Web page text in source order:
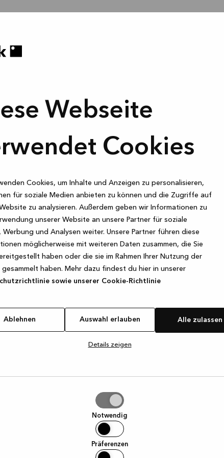
Webseite
Cookies
Cookies, um Inhalte und Anzeigen zu personalisieren,
für soziale Medien anbieten zu können und die Zugriffe auf
zu analysieren. Außerdem geben wir Informationen zu
unserer Website an unsere Partner für soziale
Werbung und Analysen weiter. Unsere Partner führen diese
möglicherweise mit weiteren Daten zusammen, die Sie
haben oder die sie im Rahmen Ihrer Nutzung der
gesammelt haben. Mehr dazu findest du hier in unserer
sowie unserer Cookie-Richtlinie
Ablehnen Auswahl erlauben Alle zulassen
Details zeigen
Notwendig
Präferenzen
has occurred while loadingwww.kvik.de (see the